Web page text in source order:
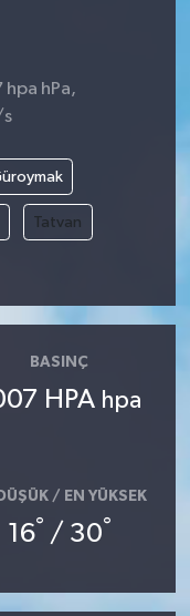
hpa hPa,
s
Tatvan
BASINÇ
HPA hpa
/ EN YÜKSEK
16° / 30°